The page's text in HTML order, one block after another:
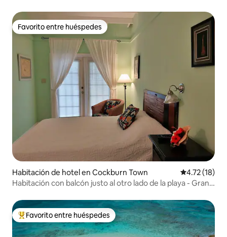
Favorito entre huéspedes
Favorito entre huéspedes
Habitación de hotel en Cockburn Town Calificación
4.72 (18)
Habitación con balcón justo al otro lado de la playa - Grand
De los mejores en Favorito entre huéspedes
Favorito entre huéspedes